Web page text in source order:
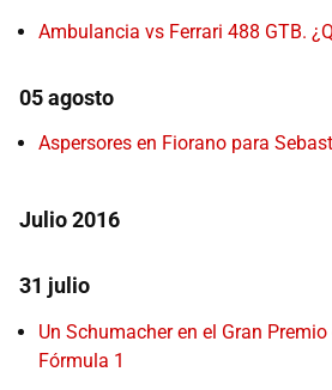
Ambulancia vs Ferrari 488 GTB.
05 agosto
Aspersores en Fiorano para
Julio 2016
31 julio
Un Schumacher en el Gran
Fórmula 1